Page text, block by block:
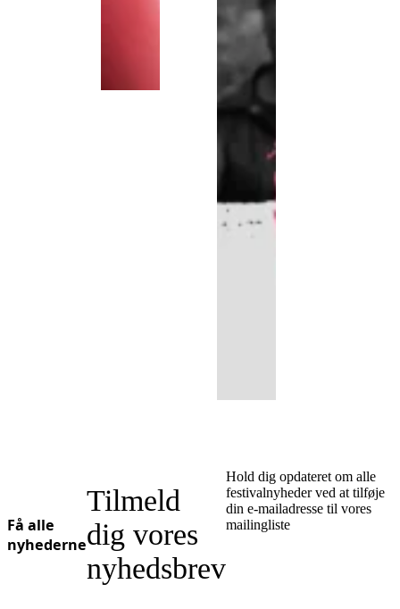
Få alle
nyhederne
Tilmeld
dig vores
nyhedsbrev
Hold dig opdateret om alle
festivalnyheder ved at tilføje
din e-mailadresse til vores
mailingliste